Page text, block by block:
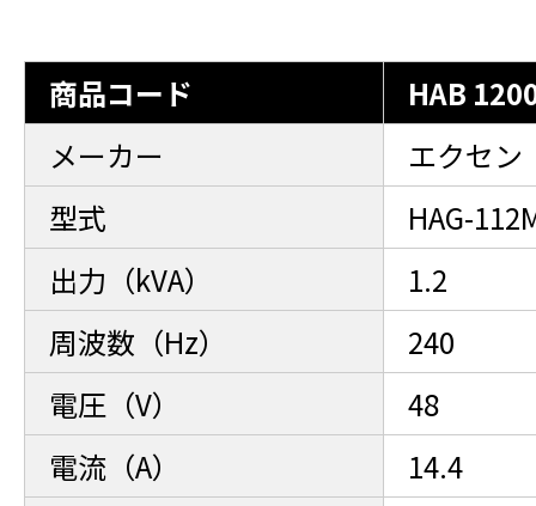
商品コード
HAB
メーカー
エクセン
型式
HAG-
出力（kVA）
1.2
周波数（Hz）
240
電圧（V）
48
電流（A）
14.4